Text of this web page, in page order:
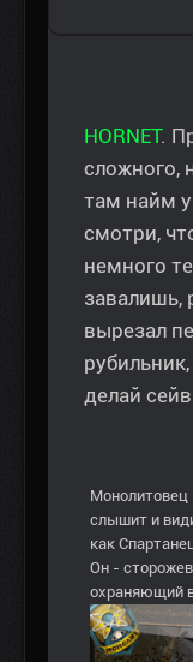
HORNET.
сложного,
там найм у
смотри,
немного
завалишь,
вырезал
делай
Монолитовец
слышит и
как
Он -
охраняющий